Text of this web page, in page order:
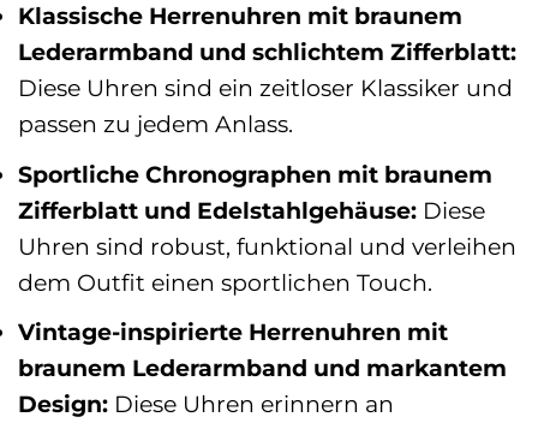
Klassische Herrenuhren mit braunem
Lederarmband und schlichtem Zifferblatt:
Diese Uhren sind ein zeitloser Klassiker und
passen zu jedem Anlass.
Sportliche Chronographen mit braunem
Zifferblatt und Edelstahlgehäuse: Diese
Uhren sind robust, funktional und verleihen
dem Outfit einen sportlichen Touch.
Vintage-inspirierte Herrenuhren mit
braunem Lederarmband und markantem
Design: Diese Uhren erinnern an